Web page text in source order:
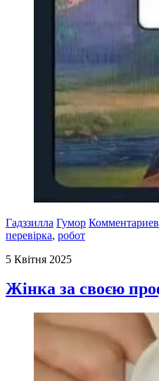
Гадззилла Гумор
перевірка, робот
5 Квітня 2025
Жінка за своєю